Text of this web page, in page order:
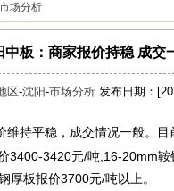
市场分析
中板：商家报价持稳 成交
区-沈阳-市场分析 发布日期：
维持平稳，成交情况一般。
3400-3420元/吨,16-20mm
厚板报价3700元/吨以上。